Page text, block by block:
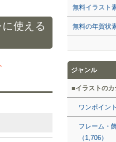
使える
無料イラスト
無料の年賀状
ジャンル
イラストのカ
ワンポイン
フレーム・
（1,706）